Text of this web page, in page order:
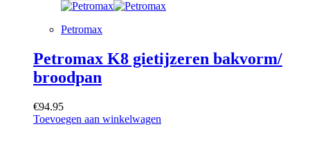
Petromax
Petromax K8 gietijzeren bakvorm/
broodpan
€94.95
Toevoegen aan winkelwagen